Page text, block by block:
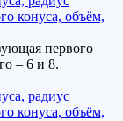
первого
– 6 и 8.